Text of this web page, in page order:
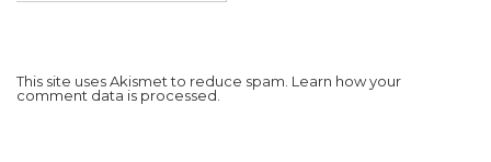
This site uses Akismet to reduce spam. Learn how your
comment data is processed.